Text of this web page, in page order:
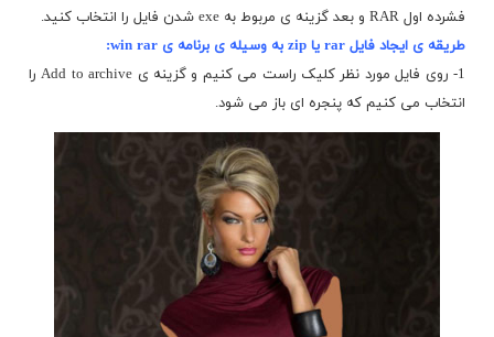
فشرده اول RAR و بعد گزینه ی مربوط به exe شدن فایل را انتخاب کنید.
طریقه ی ایجاد فایل rar یا zip به وسیله ی برنامه ی win rar:
1- روی فایل مورد نظر کلیک راست می کنیم و گزینه ی Add to archive را
انتخاب می کنیم که پنجره ای باز می شود.